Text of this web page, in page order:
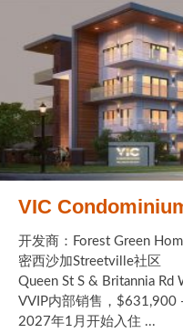
VIC
开发商：Forest Green
密西沙加Streetville社区
Queen St S & Britannia Rd
VVIP内部销售，$631,900
2027年1月开始入住 ...